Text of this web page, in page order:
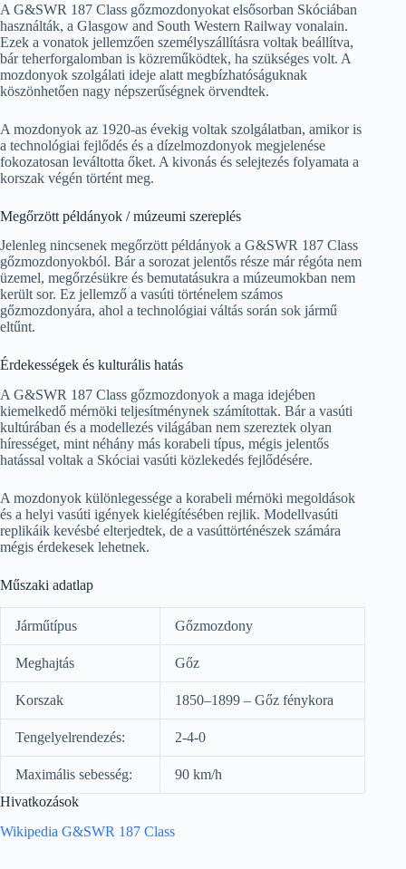
A G&SWR 187 Class gőzmozdonyokat elsősorban Skóciában
használták, a Glasgow and South Western Railway vonalain.
Ezek a vonatok jellemzően személyszállításra voltak beállítva,
bár teherforgalomban is közreműködtek, ha szükséges volt. A
mozdonyok szolgálati ideje alatt megbízhatóságuknak
köszönhetően nagy népszerűségnek örvendtek.
A mozdonyok az 1920-as évekig voltak szolgálatban, amikor is
a technológiai fejlődés és a dízelmozdonyok megjelenése
fokozatosan leváltotta őket. A kivonás és selejtezés folyamata a
korszak végén történt meg.
Megőrzött példányok / múzeumi szereplés
Jelenleg nincsenek megőrzött példányok a G&SWR 187 Class
gőzmozdonyokból. Bár a sorozat jelentős része már régóta nem
üzemel, megőrzésükre és bemutatásukra a múzeumokban nem
került sor. Ez jellemző a vasúti történelem számos
gőzmozdonyára, ahol a technológiai váltás során sok jármű
eltűnt.
Érdekességek és kulturális hatás
A G&SWR 187 Class gőzmozdonyok a maga idejében
kiemelkedő mérnöki teljesítménynek számítottak. Bár a vasúti
kultúrában és a modellezés világában nem szereztek olyan
hírességet, mint néhány más korabeli típus, mégis jelentős
hatással voltak a Skóciai vasúti közlekedés fejlődésére.
A mozdonyok különlegessége a korabeli mérnöki megoldások
és a helyi vasúti igények kielégítésében rejlik. Modellvasúti
replikáik kevésbé elterjedtek, de a vasúttörténészek számára
mégis érdekesek lehetnek.
Műszaki adatlap
Járműtípus Gőzmozdony
Meghajtás Gőz
Korszak 1850–1899 – Gőz fénykora
Tengelyelrendezés: 2-4-0
Maximális sebesség:
90 km/h
Hivatkozások
Wikipedia G&SWR 187 Class